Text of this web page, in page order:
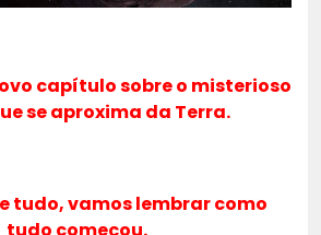
capítulo sobre o misterioso
se aproxima da Terra.
tudo, vamos lembrar como